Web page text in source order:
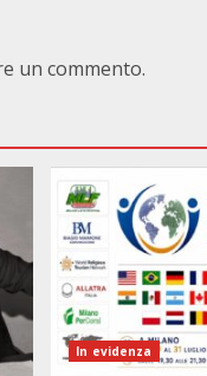
un commento.
In evidenza